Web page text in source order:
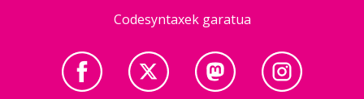
Codesyntaxek garatua